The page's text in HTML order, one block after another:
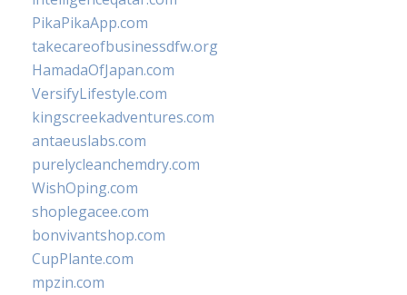
PikaPikaApp.com
takecareofbusinessdfw.org
HamadaOfJapan.com
VersifyLifestyle.com
kingscreekadventures.com
antaeuslabs.com
purelycleanchemdry.com
WishOping.com
shoplegacee.com
bonvivantshop.com
CupPlante.com
mpzin.com